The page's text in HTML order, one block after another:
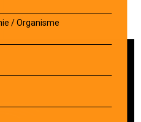
/ Organisme